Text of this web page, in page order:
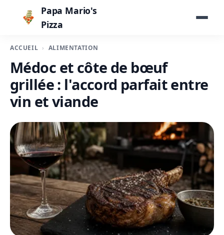
Papa Mario's
Pizza
ACCUEIL ALIMENTATION
Médoc et côte de bœuf
grillée : l'accord parfait entre
vin et viande